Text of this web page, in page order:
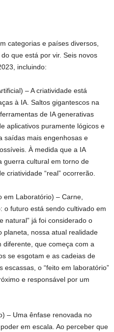
categorias e países diversos,
que está por vir. Seis novos
incluindo:
– A criatividade está
à IA. Saltos gigantescos na
de IA generativas
aplicativos puramente lógicos e
saídas mais engenhosas e
À medida que a IA
guerra cultural em torno de
criatividade “real” ocorrerão.
em Laboratório) – Carne,
o futuro está sendo cultivado em
natural” já foi considerado o
planeta, nossa atual realidade
que começa com a
se esgotam e as cadeias de
o “feito em laboratório”
e responsável por um
– Uma ênfase renovada no
em escala. Ao perceber que